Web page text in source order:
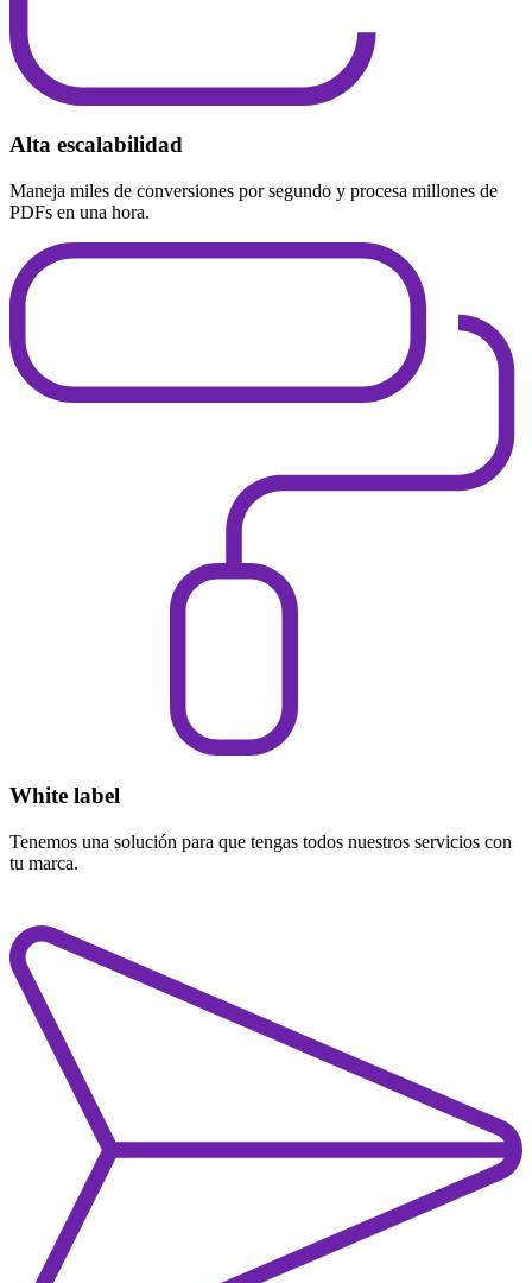
Alta escalabilidad
Maneja miles de conversiones por segundo y procesa millones de
PDFs en una hora.
White label
Tenemos una solución para que tengas todos nuestros servicios con
tu marca.